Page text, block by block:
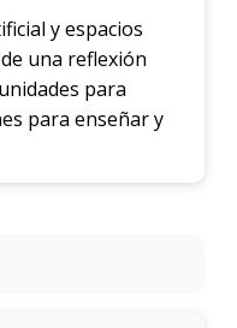
y espacios
una reflexión
para
para enseñar y